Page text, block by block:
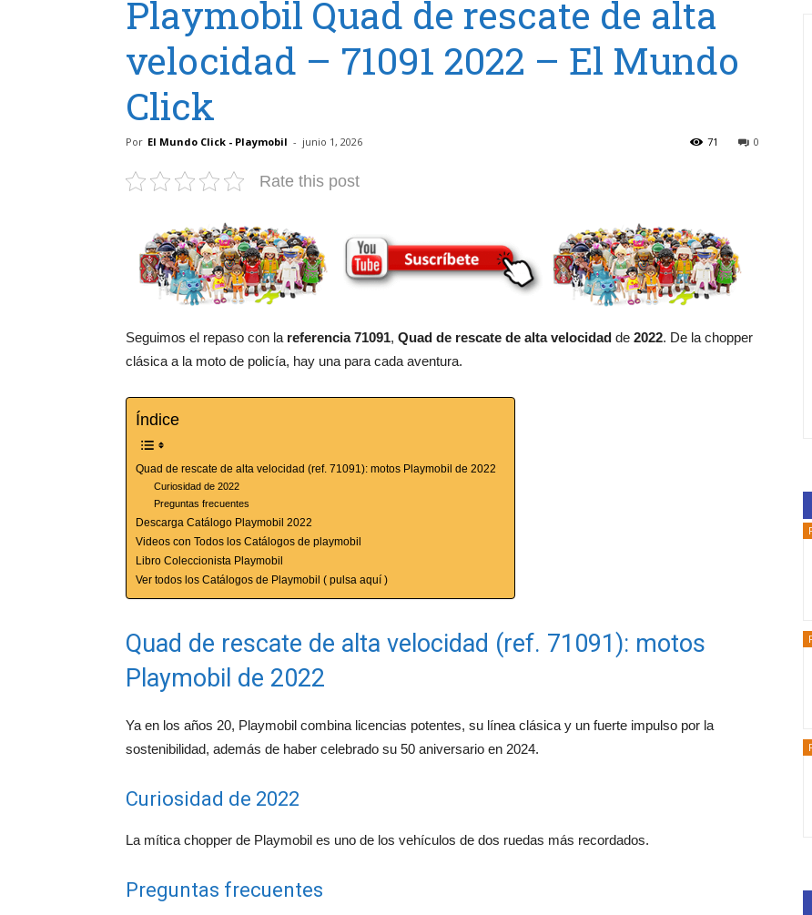
Playmobil Quad de rescate de alta
velocidad – 71091 2022 – El Mundo
Click
Por El Mundo Click - Playmobil - junio 1, 2026 0
71
Rate this post
Seguimos el repaso con la referencia 71091, Quad de rescate de alta velocidad de 2022. De la chopper
clásica a la moto de policía, hay una para cada aventura.
Índice
Quad de rescate de alta velocidad (ref. 71091): motos Playmobil de 2022
Curiosidad de 2022
Preguntas frecuentes
Descarga Catálogo Playmobil 2022
Videos con Todos los Catálogos de playmobil
Libro Coleccionista Playmobil
Ver todos los Catálogos de Playmobil ( pulsa aquí )
Quad de rescate de alta velocidad (ref. 71091): motos
Playmobil de 2022
Ya en los años 20, Playmobil combina licencias potentes, su línea clásica y un fuerte impulso por la
sostenibilidad, además de haber celebrado su 50 aniversario en 2024.
Curiosidad de 2022
La mítica chopper de Playmobil es uno de los vehículos de dos ruedas más recordados.
Preguntas frecuentes